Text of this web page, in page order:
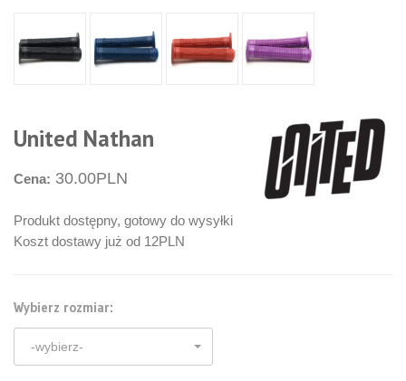
United Nathan
Cena: 30.00PLN
Produkt dostępny, gotowy do wysyłki
Koszt dostawy już od 12PLN
Wybierz rozmiar:
-wybierz-